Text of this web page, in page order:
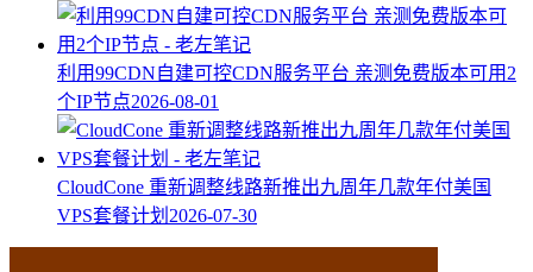
利用99CDN自建可控CDN服务平台 亲测免费版本可用2
个IP节点2026-08-01
CloudCone 重新调整线路新推出九周年几款年付美国
VPS套餐计划 2026-07-30